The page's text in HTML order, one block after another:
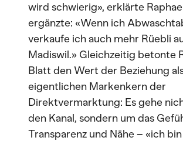
wird schwierig», erklärte
ergänzte: «Wenn ich
verkaufe ich auch mehr Rüebli
Madiswil.» Gleichzeitig betonte
Blatt den Wert der Beziehung
eigentlichen Markenkern der
Direktvermarktung: Es gehe
den Kanal, sondern um das
Transparenz und Nähe – «ich